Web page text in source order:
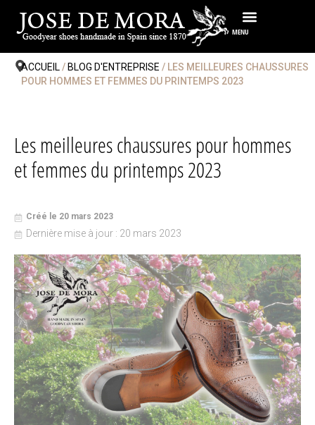
contenu
MENU
ACCUEIL / BLOG D'ENTREPRISE / LES MEILLEURES CHAUSSURES
POUR HOMMES ET FEMMES DU PRINTEMPS 2023
Les meilleures chaussures pour hommes
et femmes du printemps 2023
Créé le 20 mars 2023
Dernière mise à jour : 20 mars 2023